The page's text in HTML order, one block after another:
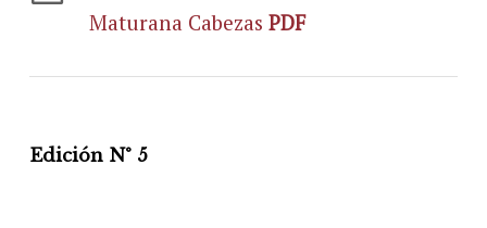
Maturana Cabezas PDF
Edición N° 5